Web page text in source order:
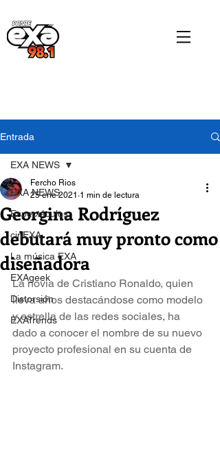
Entrada
EXA NEWS
Espectáculos
cinEXA
La música EXA
EXAgeek
Distorsión
EXATrends
EXA NEWS
Georgina Rodríguez
debutará muy pronto como
diseñadora
Fercho Rios
25 ene 2021 1 min de lectura
La novia de Cristiano Ronaldo, quien
lleva años destacándose como modelo
y estrella de las redes sociales, ha
dado a conocer el nombre de su nuevo
proyecto profesional en su cuenta de
Instagram.